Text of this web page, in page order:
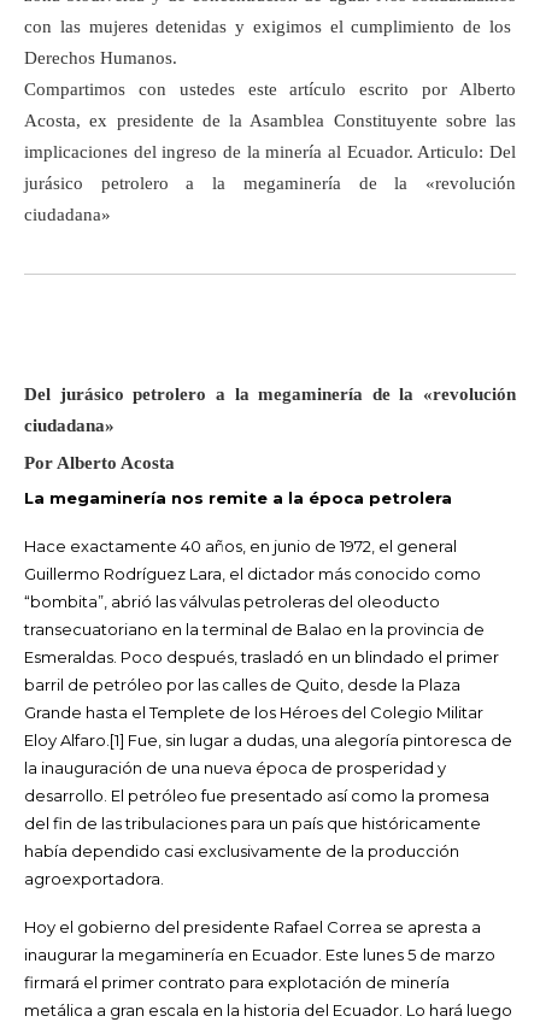
con las mujeres detenidas y exigimos el cumplimiento de los
Derechos Humanos.
Compartimos con ustedes este artículo escrito por Alberto
Acosta, ex presidente de la Asamblea Constituyente sobre las
implicaciones del ingreso de la minería al Ecuador. Articulo: Del
jurásico petrolero a la megaminería de la «revolución
ciudadana»
Del jurásico petrolero a la megaminería de la «revolución
ciudadana»
Por Alberto Acosta
La megaminería nos remite a la época petrolera
Hace exactamente 40 años, en junio de 1972, el general
Guillermo Rodríguez Lara, el dictador más conocido como
“bombita”, abrió las válvulas petroleras del oleoducto
transecuatoriano en la terminal de Balao en la provincia de
Esmeraldas. Poco después, trasladó en un blindado el primer
barril de petróleo por las calles de Quito, desde la Plaza
Grande hasta el Templete de los Héroes del Colegio Militar
Eloy Alfaro.[1] Fue, sin lugar a dudas, una alegoría pintoresca de
la inauguración de una nueva época de prosperidad y
desarrollo. El petróleo fue presentado así como la promesa
del fin de las tribulaciones para un país que históricamente
había dependido casi exclusivamente de la producción
agroexportadora.
Hoy el gobierno del presidente Rafael Correa se apresta a
inaugurar la megaminería en Ecuador. Este lunes 5 de marzo
firmará el primer contrato para explotación de minería
metálica a gran escala en la historia del Ecuador. Lo hará luego